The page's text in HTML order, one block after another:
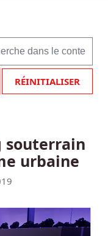
RÉINITIALISER
souterrain
urbaine